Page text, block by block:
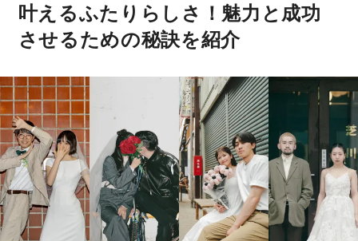
叶えるふたりらしさ！魅力と成功
させるための秘訣を紹介